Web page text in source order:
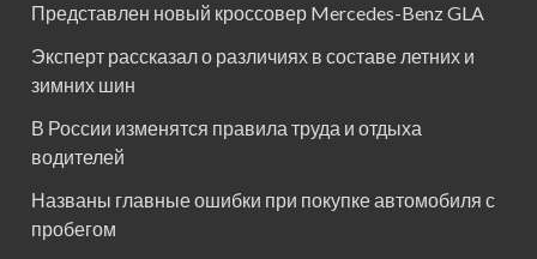
Представлен новый кроссовер Mercedes-Benz GLA
Эксперт рассказал о различиях в составе летних и
зимних шин
В России изменятся правила труда и отдыха
водителей
Названы главные ошибки при покупке автомобиля с
пробегом